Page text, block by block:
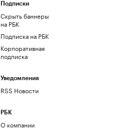
Подписки
Скрыть баннеры
на РБК
Подписка на РБК
Корпоративная
подписка
Уведомления
RSS Новости
РБК
О компании